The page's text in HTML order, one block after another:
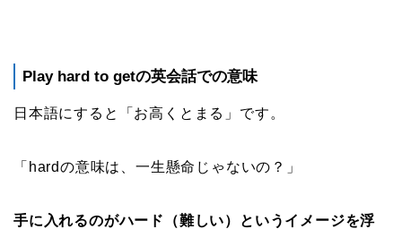
Play hard to getの英会話での意味
日本語にすると「お高くとまる」です。
「hardの意味は、一生懸命じゃないの？」
手に入れるのがハード（難しい）というイメージを浮